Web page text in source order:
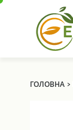
ГОЛОВНА›